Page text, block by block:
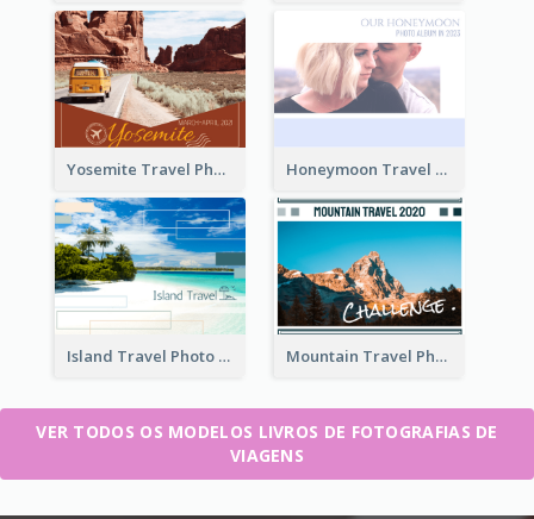
Yosemite Travel Photo Book Honeymoon Travel Photo Book
Island Travel Photo Book Mountain Travel Photo Book
VER TODOS OS MODELOS LIVROS DE FOTOGRAFIAS DE
VIAGENS